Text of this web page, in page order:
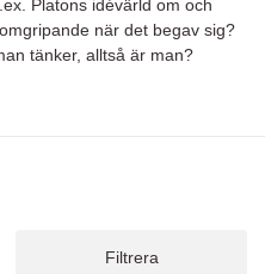
Platons idévärld om och
när det begav sig?
tänker, alltså är man?
Filtrera